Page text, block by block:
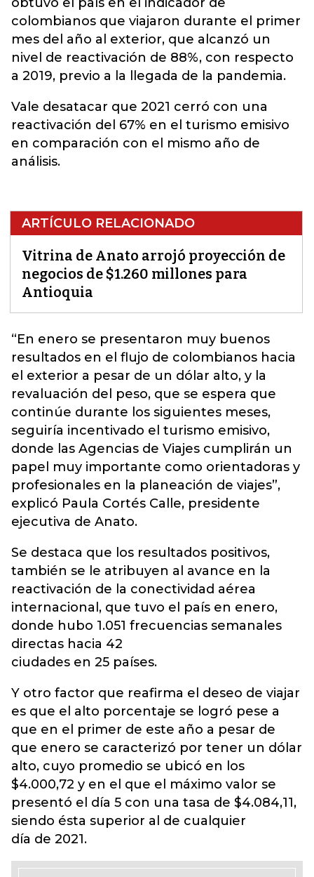
colombianos que viajaron durante el primer
mes del año al exterior, que alcanzó un
nivel de reactivación de 88%, con respecto
a 2019, previo a la llegada de la pandemia.
Vale desatacar que 2021 cerró con una
reactivación del 67% en el turismo emisivo
en comparación con el mismo año de
análisis.
ARTÍCULO RELACIONADO
Vitrina de Anato arrojó proyección de
negocios de $1.260 millones para
Antioquia
“En enero se presentaron muy buenos
resultados en el flujo de colombianos hacia
el exterior a pesar de un dólar alto, y la
revaluación del peso, que se espera que
continúe durante los siguientes meses,
seguiría incentivado el turismo emisivo,
donde las Agencias de Viajes cumplirán un
papel muy importante como orientadoras y
profesionales en la planeación de viajes”,
explicó Paula Cortés Calle, presidente
ejecutiva de Anato.
Se destaca que los resultados positivos,
también se le atribuyen al avance en la
reactivación de la conectividad aérea
internacional, que tuvo el país en enero,
donde hubo 1.051 frecuencias semanales
directas hacia 42
ciudades en 25 países.
Y otro factor que reafirma el deseo de viajar
es que el alto porcentaje se logró pese a
que en el primer de este año a pesar de
que enero se caracterizó por tener un dólar
alto, cuyo promedio se ubicó en los
$4.000,72 y en el que el máximo valor se
presentó el día 5 con una tasa de $4.084,11,
siendo ésta superior al de cualquier
día de 2021.